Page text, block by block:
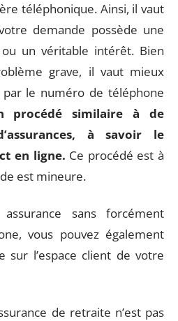
téléphonique. Ainsi, il vaut
demande possède une
un véritable intérêt. Bien
grave, il vaut mieux
le numéro de téléphone
procédé similaire à de
à savoir le
en ligne. Ce procédé est à
est mineure.
sans forcément
vous pouvez également
sur l’espace client de votre
de retraite n’est pas